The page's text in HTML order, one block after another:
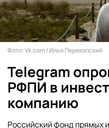
Фото: Vk.com / Илья Перекопский
Telegram
РФПИ в
компанию
Российский фонд прямых